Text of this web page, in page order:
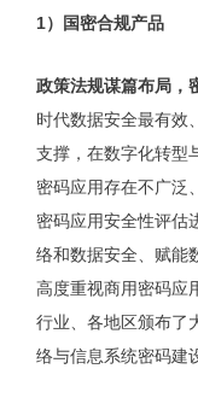
1）国密合规产品
政策法规谋篇布局，
时代数据安全最有效
支撑，在数字化转型
密码应用存在不广泛
密码应用安全性评估
络和数据安全、赋能
高度重视商用密码应
行业、各地区颁布了
络与信息系统密码建